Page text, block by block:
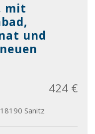
mit
und
Sanitz
424 €